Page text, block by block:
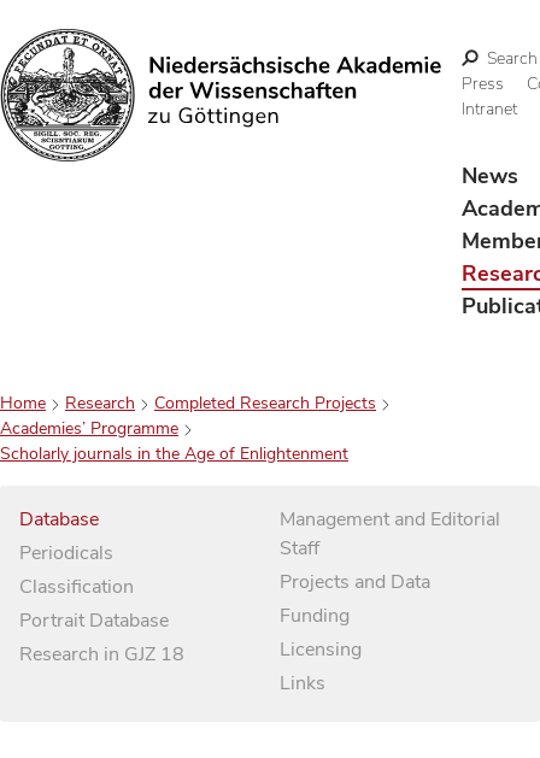
Search
Search
Press
Intranet
News
Home Research
Completed Research Projects
Academies’ Programme
Scholarly journals in the Age of Enlightenment
Database
Periodicals
Classification
Portrait Database
Research in GJZ 18
Management and Editorial
Staff
Projects and Data
Funding
Licensing
Links